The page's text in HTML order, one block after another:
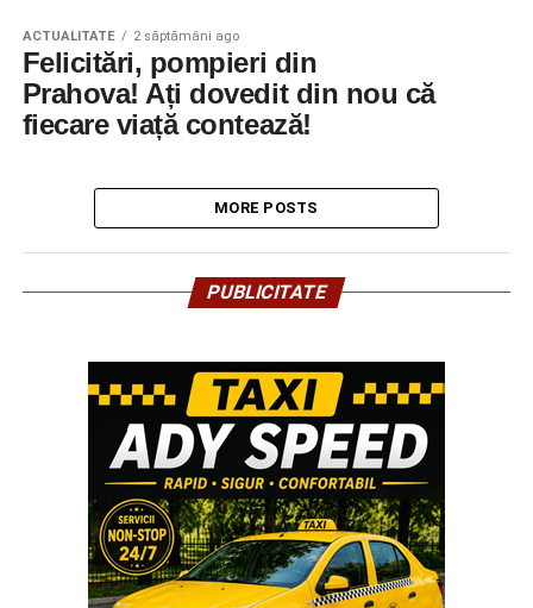
ACTUALITATE 2 săptămâni ago
Felicitări, pompieri din
Prahova! Ați dovedit din nou că
fiecare viață contează!
MORE POSTS
PUBLICITATE